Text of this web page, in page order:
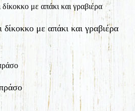
με απάκι και γραβιέρα